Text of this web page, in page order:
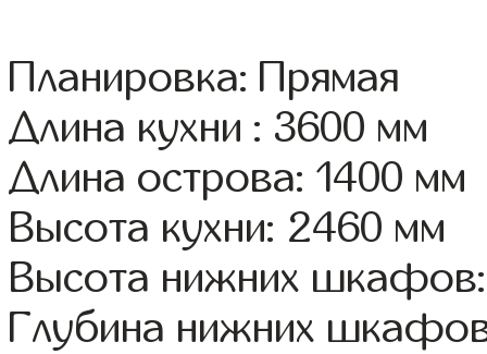
Планировка: Прямая
Длина кухни : 3600 мм
Длина острова: 1400 мм
Высота кухни: 2460 мм
Высота нижних
Глубина нижних